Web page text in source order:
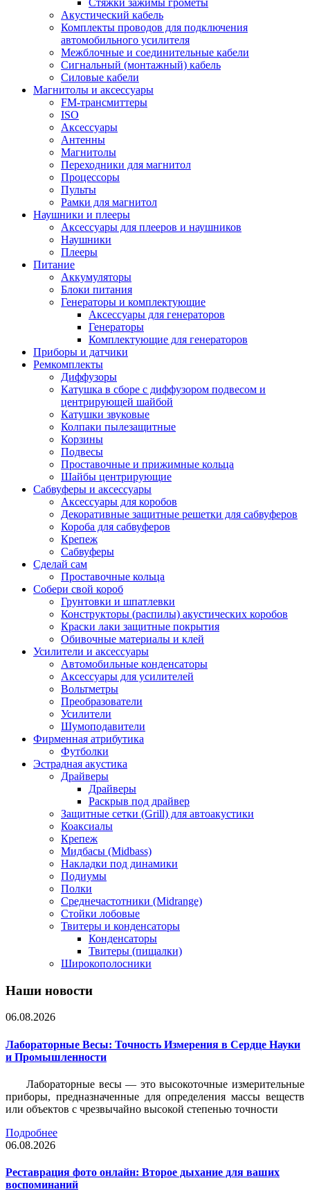
Стяжки зажимы грометы
Акустический кабель
Комплекты проводов для подключения
автомобильного усилителя
Межблочные и соединительные кабели
Сигнальный (монтажный) кабель
Силовые кабели
Магнитолы и аксессуары
FM-трансмиттеры
ISO
Аксессуары
Антенны
Магнитолы
Переходники для магнитол
Процессоры
Пульты
Рамки для магнитол
Наушники и плееры
Аксессуары для плееров и наушников
Наушники
Плееры
Питание
Аккумуляторы
Блоки питания
Генераторы и комплектующие
Аксессуары для генераторов
Генераторы
Комплектующие для генераторов
Приборы и датчики
Ремкомплекты
Диффузоры
Катушка в сборе с диффузором подвесом и
центрирующей шайбой
Катушки звуковые
Колпаки пылезащитные
Корзины
Подвесы
Проставочные и прижимные кольца
Шайбы центрирующие
Сабвуферы и аксессуары
Аксессуары для коробов
Декоративные защитные решетки для сабвуферов
Короба для сабвуферов
Крепеж
Сабвуферы
Сделай сам
Проставочные кольца
Собери свой короб
Грунтовки и шпатлевки
Конструкторы (распилы) акустических коробов
Краски лаки защитные покрытия
Обивочные материалы и клей
Усилители и аксессуары
Автомобильные конденсаторы
Аксессуары для усилителей
Вольтметры
Преобразователи
Усилители
Шумоподавители
Фирменная атрибутика
Футболки
Эстрадная акустика
Драйверы
Драйверы
Раскрыв под драйвер
Защитные сетки (Grill) для автоакустики
Коаксиалы
Крепеж
Мидбасы (Midbass)
Накладки под динамики
Подиумы
Полки
Среднечастотники (Midrange)
Стойки лобовые
Твитеры и конденсаторы
Конденсаторы
Твитеры (пищалки)
Широкополосники
Наши новости
06.08.2026
Лабораторные Весы: Точность Измерения в Сердце Науки
и Промышленности
Лабораторные весы — это высокоточные измерительные
приборы, предназначенные для определения массы веществ
или объектов с чрезвычайно высокой степенью точности
Подробнее
06.08.2026
Реставрация фото онлайн: Второе дыхание для ваших
воспоминаний